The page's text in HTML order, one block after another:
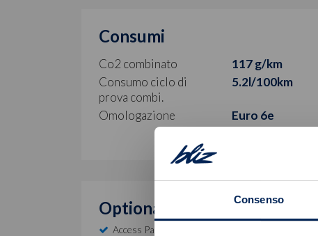
Consenso
Consumi
Co2 combinato
117 g/km
Consumo ciclo di
prova combi.
5.2l/100km
Omologazione Euro 6e
Optional inclusi
Access Pack